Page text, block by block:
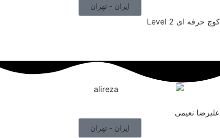
ایران - تهران
حرفه ای Level 2
نعیمی
ایران - تهران